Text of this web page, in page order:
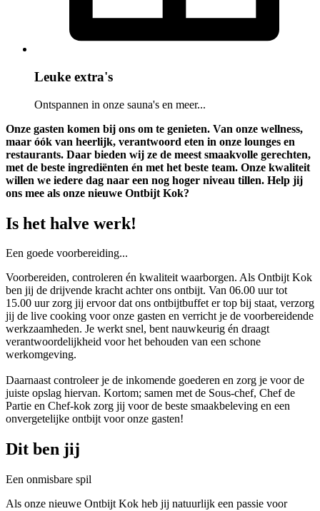
Leuke extra's
Ontspannen in onze sauna's en meer...
Onze gasten komen bij ons om te genieten. Van onze wellness,
maar óók van heerlijk, verantwoord eten in onze lounges en
restaurants. Daar bieden wij ze de meest smaakvolle gerechten,
met de beste ingrediënten én met het beste team. Onze kwaliteit
willen we iedere dag naar een nog hoger niveau tillen. Help jij
ons mee als onze nieuwe Ontbijt Kok?
Is het halve werk!
Een goede voorbereiding...
Voorbereiden, controleren én kwaliteit waarborgen. Als Ontbijt Kok
ben jij de drijvende kracht achter ons ontbijt. Van 06.00 uur tot
15.00 uur zorg jij ervoor dat ons ontbijtbuffet er top bij staat, verzorg
jij de live cooking voor onze gasten en verricht je de voorbereidende
werkzaamheden. Je werkt snel, bent nauwkeurig én draagt
verantwoordelijkheid voor het behouden van een schone
werkomgeving.
Daarnaast controleer je de inkomende goederen en zorg je voor de
juiste opslag hiervan. Kortom; samen met de Sous-chef, Chef de
Partie en Chef-kok zorg jij voor de beste smaakbeleving en een
onvergetelijke ontbijt voor onze gasten!
Dit ben jij
Een onmisbare spil
Als onze nieuwe Ontbijt Kok heb jij natuurlijk een passie voor